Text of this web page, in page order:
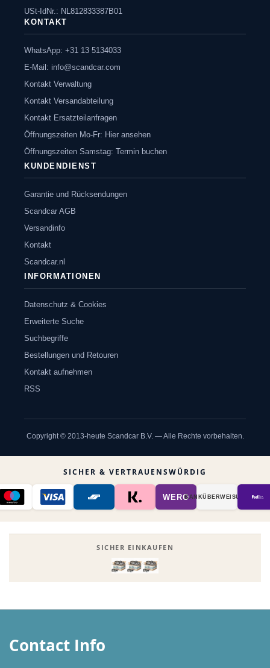
USt-IdNr.: NL812833387B01
KONTAKT
WhatsApp: +31 13 5134033
E-Mail: info@scandcar.com
Kontakt Verwaltung
Kontakt Versandabteilung
Kontakt Ersatzteilanfragen
Öffnungszeiten Mo-Fr: Hier ansehen
Öffnungszeiten Samstag: Termin buchen
KUNDENDIENST
Garantie und Rücksendungen
Scandcar AGB
Versandinfo
Kontakt
Scandcar.nl
INFORMATIONEN
Datenschutz & Cookies
Erweiterte Suche
Suchbegriffe
Bestellungen und Retouren
Kontakt aufnehmen
RSS
Copyright © 2013-heute Scandcar B.V. — Alle Rechte vorbehalten.
SICHER & VERTRAUENSWÜRDIG
WEROBANK­ÜBER­WEISUNG
SICHER EINKAUFEN
Contact Info